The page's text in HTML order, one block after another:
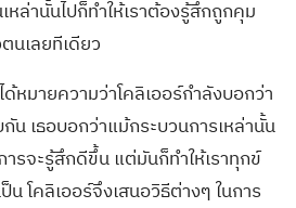
ล่านั้นไปก็ทำให้เราต้องรู้สึกถูกคุม
นเลยทีเดียว
หมายความว่าโคลิเออร์กำลังบอกว่า
น เธอบอกว่าแม้กระบวนการเหล่านั้น
ารจะรู้สึกดีขึ้น แต่มันก็ทำให้เราทุกข์
น โคลิเออร์จึงเสนอวิธีต่างๆ ในการ